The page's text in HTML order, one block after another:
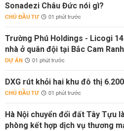
Sonadezi Châu Đức nói gì?
CHỦ ĐẦU TƯ 01 phút trước
Trường Phú Holdings - Licogi
nhà ở quân đội tại Bắc Cam Ranh
DỰ ÁN 01 phút trước
DXG rút khỏi hai khu đô thị
CHỦ ĐẦU TƯ 01 phút trước
Hà Nội chuyển đổi đất Tây Tựu
phòng kết hợp dịch vụ thương